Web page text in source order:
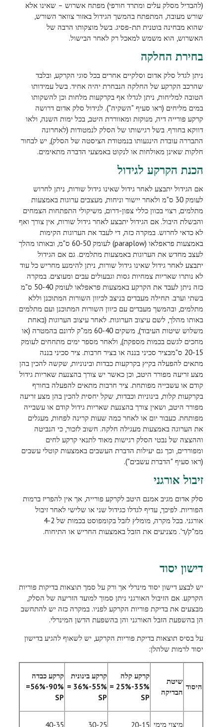
(להבדיל מסלק עלים ומתרד חורפי) מפתח אשרוש – שאינו אלא
שורש מעובה, המתפתח בהמשך הגידול באזור צוואר השורש,
שהוא מבחינה בוטנית תת-פסיג. בשל מוצקותו הרבה של
האשרוש, הוא משמש למאכל רק לאחר הבישול.
בחירת החלקה
ניתן לגדל סלק אדום וסלקיים אחרים בכל סוגי הקרקע, ובלבד
שהרכב הקרקע של החלקה הנבחרת יהיה אחיד. בשל עמידותו
הטובה למליחות, ניתן לגדלו אף בקרקעות מלחות וכן להשקותו
במים מליחים (ראו סעיף "השקיה"). לגידול סלק אדום דרושה
קרקע פורייה דיה, מנוקזת ומאווררת היטב, בכל ימות השנה, ולאו
דווקא בחורף. בשל רגישותו של הסלק לנמטודות (לאחרונה
התבררה עובדת הינגעותו בנמטודת הציסטה של הסלק), יש לבחור
חלקות שאינן מאולחות או לנקוט באמצעי הדברה מתאימים.
הכנת הקרקע לגידול
אם הגידול יתבצע לאחר גידול שאינו גידול שורות, ניתן לחרוש
לעומק 30 ס"מ ולאחר יישור וניחות, מעצבים ערוגות באמצעות
מתלמים, רצוי בכוון כללי צפון-דרום, משיקולי התפתחות הצמחים
והבשלת היבול. אם הגידול יתבצע לאחר גידול שורות, אין צורך ואף
לא כדאי לחרוש. במקרה כזה, די לעבד את הערוגות הקימות
באמצעות פראפלאו (paraplow
) לעומק 60-50 ס"מ, ובאותו מהלך
לעצב מחדש את הערוגות באמצעות מתלמים. גם אם הגידול
יתבצע לאחר גידול שאינו גידול שורות, ניתן להימנע מחריש כל עוד
לא נותרו שאריות צמחיות גסות וגבעולים עבים ומעוצים. במקרה
כזה ניתן לעבד את הקרקע באמצעות פראפלאו לעומק 50-40 ס"מ
בשתי וערב. תחילה מעבדים בניצב לכיוון השורות המתוכנן וללא
מתלמים, ובהמשך מעבדים עם כיוון השורות המתוכנן ועם מתלמים
באותו מהלך, לשם עיצוב הערוגות. לאחר עיצוב הערוגות (באחת
משלוש שיטות העיבוד), משקים 60-40 ממ"ק לדונם בהמטרה (או
מחכים לגשם בכמות מספקת), ולאחר מספר ימים מתחחים לעומק
20-15 ס"מבציר סכיני בננה או בציר חרבות. ציר סכיני בננה
מתאים להפעלה בקיץ בקרקעות כבדות ובינוניות, שקשה להכין בהן
מצע זריעה מפורר היטב, וכן כאשר יש צורך בהצנעת שאריות גידול
קודם או עשבייה מפותחת. ציר חרבות מתאים להפעלה בחורף
בקרקעות קלות, בינוניות וכבדות, שקל יחסית להכין בהן מצע זריעה
מפורר היטב, ושאין צורך בהצנעת שאריות גידול קודם או עשבייה
מפותחת. כעבור יום או לאחר כמה שעות קרינה לפחות, מעגלים
את הערוגה באמצעות מעגילה חלקה. חשוב לזכור, כי הנביטה
וההצצה של נבטי הסלק רגישות מאוד לתנאי קרקע לחים
ומפוררים, וכך גם יעילות הדברת העשבים באמצעות קוטלי עשבים
(ראו סעיף "הדברת עשבים").
זיבול אורגני
סלק אדום מגיב אמנם היטב לקרקע פורייה, אך אין להפריז ברמות
הפוריות. לפיכך, עדיף לגדלו כגידול שני או שלישי לאחר זיבול
אורגני. בכל מקרה, מומלץ לזבל בקומפוסט בכמות של 4-2
ממ"ק/ד'. מצניעים את הזבל באמצעות החריש או התיחוח.
דישון יסוד
יש לבצע דישון יסוד מינרלי אך ורק על סמך תוצאות בדיקות פוריות
הקרקע. אם הזיבול האורגני ניתן סמוך למועד הזריעה של הסלק,
מבצעים את בדיקת פוריות הקרקע לפניו. במקרה כזה יש להתחשב
הן בהשפעת הזבל האורגני והן בהשפעת הדשן המינרלי.
על בסיס תוצאות בדיקת פוריות הקרקע, יש לשאוף להגיע בדישון
יסוד לרמות שלהלן:
היסוד
שיטת
הבדיקה
קרקע קלה
35%-25% =
SP
קרקע בינונית
55%-36% =
SP
קרקע כבדה
90%-56%=
SP
מיצוי מימי